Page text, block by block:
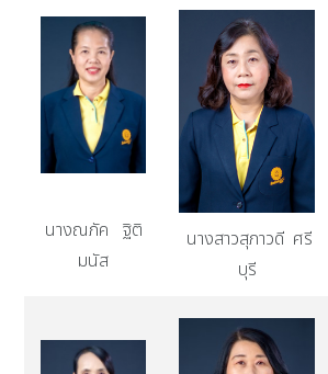
นางณภัค ฐิติ
มนัส
นางสาวสุภาวดี ศรี
บุรี